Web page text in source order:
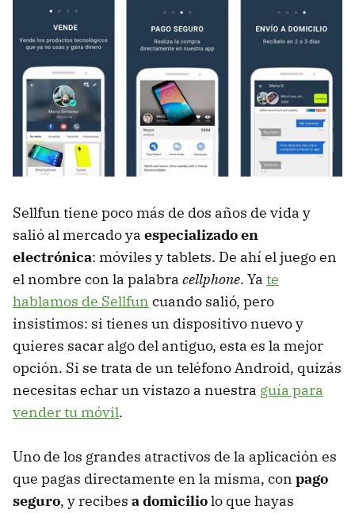
Sellfun tiene poco más de dos años de vida y
salió al mercado ya especializado en
electrónica: móviles y tablets. De ahí el juego en
el nombre con la palabra cellphone. Ya te
hablamos de Sellfun cuando salió, pero
insistimos: si tienes un dispositivo nuevo y
quieres sacar algo del antiguo, esta es la mejor
opción. Si se trata de un teléfono Android, quizás
necesitas echar un vistazo a nuestra guía para
vender tu móvil.
Uno de los grandes atractivos de la aplicación es
que pagas directamente en la misma, con pago
seguro, y recibes a domiciliolo que hayas